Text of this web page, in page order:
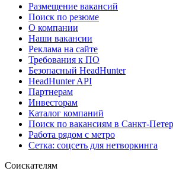
Размещение вакансий
Поиск по резюме
О компании
Наши вакансии
Реклама на сайте
Требования к ПО
Безопасный HeadHunter
HeadHunter API
Партнерам
Инвесторам
Каталог компаний
Поиск по вакансиям в Санкт-
Работа рядом с метро
Сетка: соцсеть для нетворкинга
Соискателям